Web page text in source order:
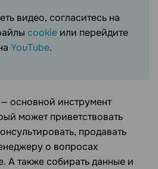
видео, согласитесь на
cookie или перейдите
YouTube.
основной инструмент
может приветствовать
продавать
о вопросах
А также собирать данные и